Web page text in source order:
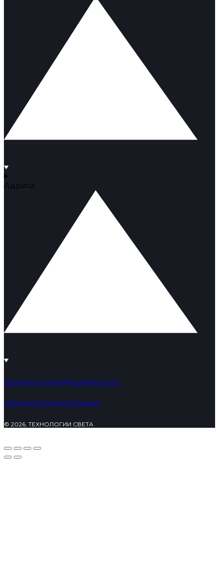
Адреса
ПОЛИТИКА КОНФИДЕНЦИАЛЬНОСТИ
ЮРИДИЧЕСКАЯ ИНФОРМАЦИЯ
© 2026, ТЕХНОЛОГИИ СВЕТА